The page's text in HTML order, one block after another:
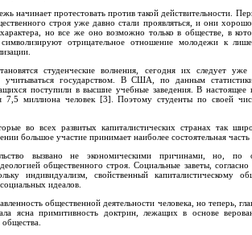
начинает протестовать против такой действительности.
строя уже давно стали проявляться, и они
но все же оно возможно только в обществе, в
отрицательное отношение молодежи к
студенческие волнения, сегодня их следует уже
учитываться государством. В США, по данным
поступили в высшие учебные заведения. В
7,5 миллиона человек [3]. Поэтому студенты по своей
во всех развитых капиталистических странах так
большое участие принимает наиболее состоятельная часть
вызвано не экономическими причинами, но, по
общественного строя. Социальные заветы,
индивидуализм, свойственный капиталистическому
идеалов.
общественной деятельности человека, но теперь,
ясна примитивность доктрин, лежащих в основе